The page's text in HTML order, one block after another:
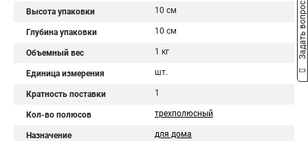
Высота упаковки 10 см
Глубина упаковки 10 см
Объемный вес 1 кг
Единица измерения шт.
Кратность поставки 1
Кол-во полюсов трехполюсный
Назначение для дома
Задать вопрос